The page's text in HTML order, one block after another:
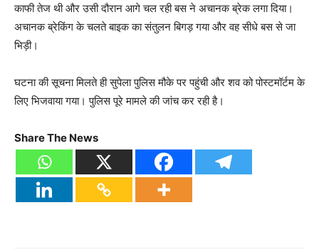
काफी तेज थी और उसी दौरान आगे चल रही बस ने अचानक ब्रेक लगा दिया।
अचानक ब्रेकिंग के चलते बाइक का संतुलन बिगड़ गया और वह सीधे बस से जा
भिड़ी।
घटना की सूचना मिलते ही सुपेला पुलिस मौके पर पहुंची और शव को पोस्टमॉर्टम के
लिए भिजवाया गया। पुलिस पूरे मामले की जांच कर रही है।
Share The News